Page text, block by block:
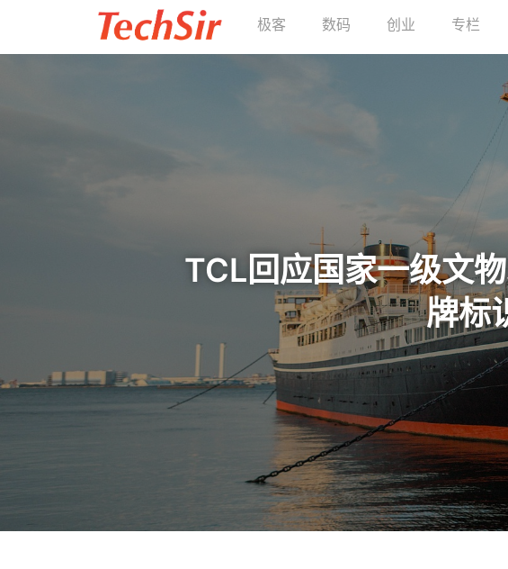
极客 数码 创业 专栏
TCL回应国家一级文
牌标